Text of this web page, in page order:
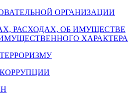
ОРГАНИЗАЦИИ
РАСХОДАХ, ОБ ИМУЩЕСТВЕ
ХАРАКТЕРА